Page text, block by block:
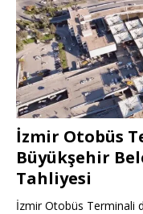
İzmir Otobüs
Büyükşehir
Tahliyesi
İzmir Otobüs Terminali